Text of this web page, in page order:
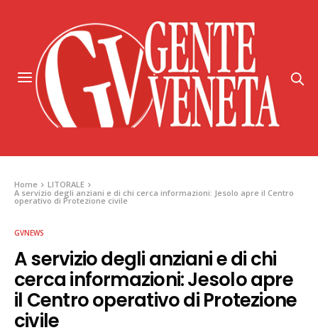
Home
LITORALE
A servizio degli anziani e di chi cerca informazioni: Jesolo apre il Centro
operativo di Protezione civile
GVNEWS
A servizio degli anziani e di chi
cerca informazioni: Jesolo apre
il Centro operativo di Protezione
civile